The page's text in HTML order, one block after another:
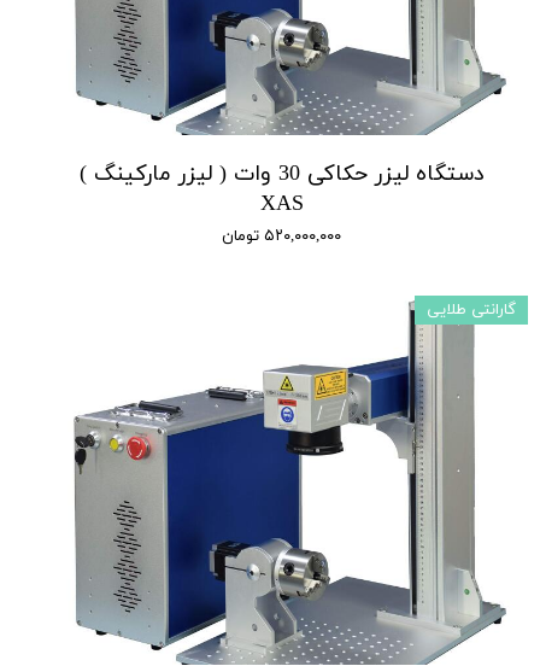
دستگاه لیزر حکاکی 30 وات ( لیزر مارکینگ )
XAS
۵۲۰,۰۰۰,۰۰۰ تومان
گارانتی طلایی